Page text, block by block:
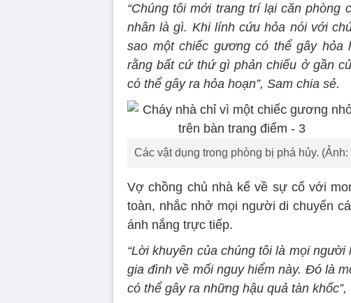
“Chúng tôi mới trang trí lại căn phòng
nhân là gì. Khi lính cứu hỏa nói với
sao một chiếc gương có thể gây
rằng bất cứ thứ gì phản chiếu ở gần
có thể gây ra hỏa hoạn”, Sam chia sẻ.
Các vật dụng trong phòng bị phá hủy.
Vợ chồng chủ nhà kể về sự cố với
toàn, nhắc nhở mọi người di chuyển
ánh nắng trực tiếp.
“Lời khuyên của chúng tôi là mọi
gia đình về mối nguy hiểm này. Đó là
có thể gây ra những hậu quả tàn khốc”,